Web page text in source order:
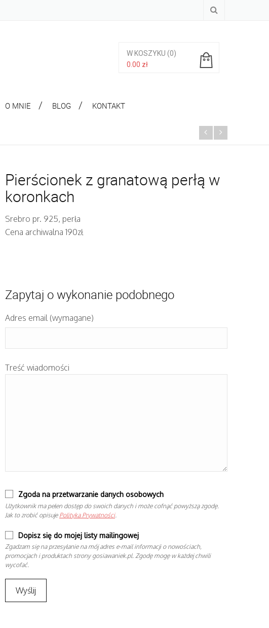
W KOSZYKU (0)
0.00 zł
O MNIE BLOG KONTAKT
Pierścionek z granatową perłą w
koronkach
Srebro pr. 925, perła
Cena archiwalna 190zł
Zapytaj o wykonanie podobnego
Adres email (wymagane)
Treść wiadomości
Zgoda na przetwarzanie danych osobowych
Użytkownik ma pełen dostęp do swoich danych i może cofnąć powyższą zgodę.
Jak to zrobić opisuje Polityka Prywatności.
Dopisz się do mojej listy mailingowej
Zgadzam się na przesyłanie na mój adres e-mail informacji o nowościach,
promocjach i produktach strony gosiawaniek.pl. Zgodę mogę w każdej chwili
wycofać.